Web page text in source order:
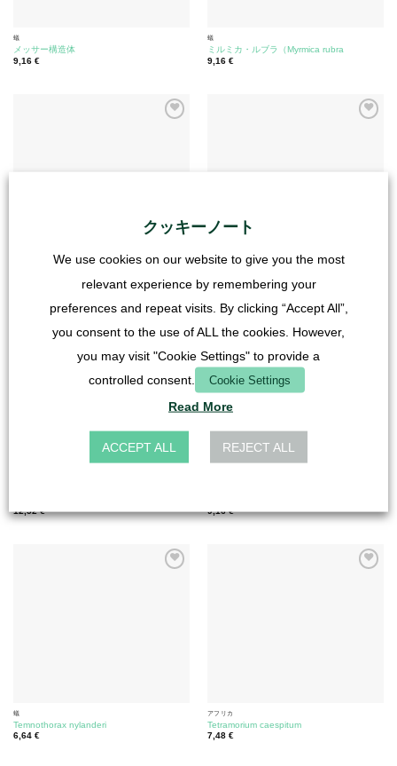
蟻
メッサー構造体
9,16 €
蟻
ミルミカ・ルブラ（Myrmica rubra
9,16 €
アフリカ
8,32€
12,52€
9,16€
蟻
Temnothorax nylanderi
6,64 €
アフリカ
Tetramorium caespitum
7,48 €
クッキーノート
We use cookies on our website to give you the most
relevant experience by remembering your
preferences and repeat visits. By clicking “Accept All”,
you consent to the use of ALL the cookies. However,
you may visit "Cookie Settings" to provide a
controlled consent.
Cookie Settings
Read More
ACCEPT ALL REJECT ALL